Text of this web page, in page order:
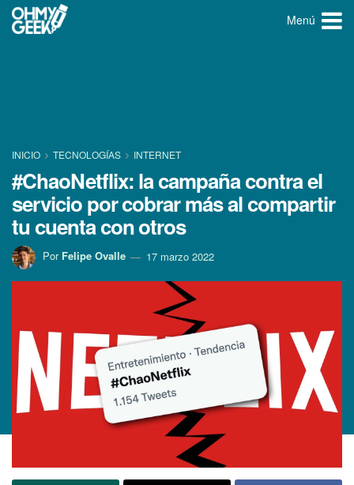
Menú
INICIO TECNOLOGÍ­AS INTERNET
#ChaoNetflix: la campaña contra el
servicio por cobrar más al compartir
tu cuenta con otros
Por Felipe Ovalle 17 marzo 2022